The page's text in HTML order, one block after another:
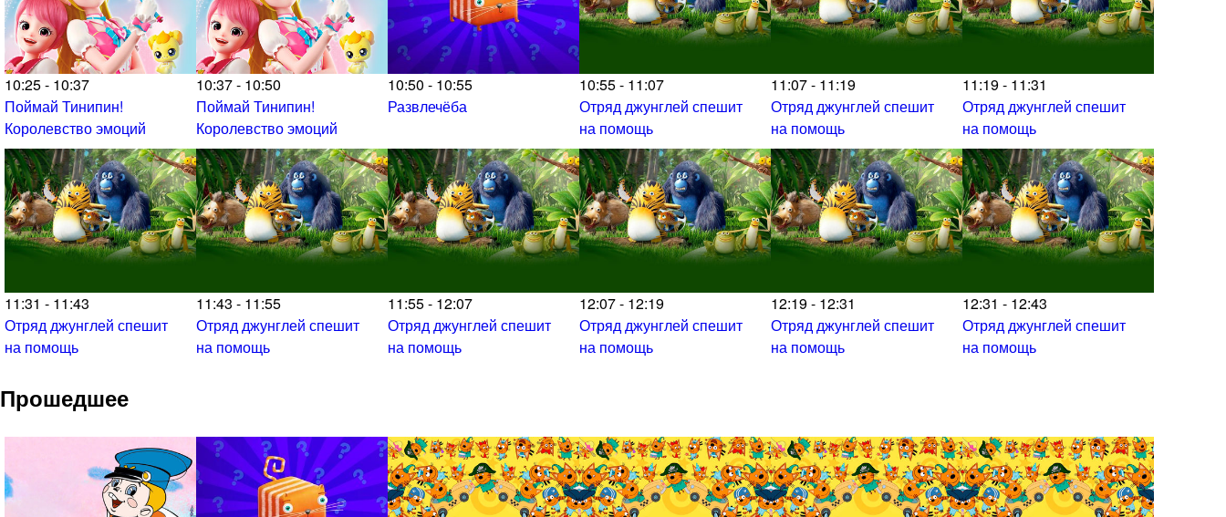
10:25 - 10:37
Поймай Тинипин!
Королевство эмоций
10:37 - 10:50
Поймай Тинипин!
Королевство эмоций
10:50 - 10:55
Развлечёба
10:55 - 11:07
Отряд джунглей спешит
на помощь
11:07 - 11:19
Отряд джунглей спешит
на помощь
11:19 - 11:31
Отряд джунглей спешит
на помощь
11:31 - 11:43
Отряд джунглей спешит
на помощь
11:43 - 11:55
Отряд джунглей спешит
на помощь
11:55 - 12:07
Отряд джунглей спешит
на помощь
12:07 - 12:19
Отряд джунглей спешит
на помощь
12:19 - 12:31
Отряд джунглей спешит
на помощь
12:31 - 12:43
Отряд джунглей спешит
на помощь
Прошедшее